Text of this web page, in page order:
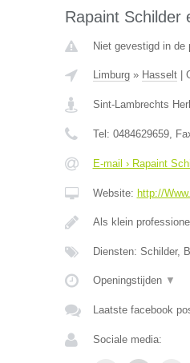
Rapaint Schilder
Niet gevestigd in de
Limburg» Hasselt|
Sint-Lambrechts
Tel: 0484629659,
E-mail › Rapaint
Website: http://
Als klein
Diensten: Schilder,
Openingstijden ▼
Laatste facebook
Sociale media: